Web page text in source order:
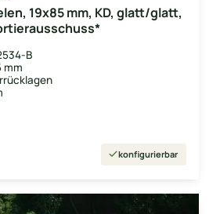
19x85 mm, KD, glatt/glatt,
B
mm
konfigurierbar